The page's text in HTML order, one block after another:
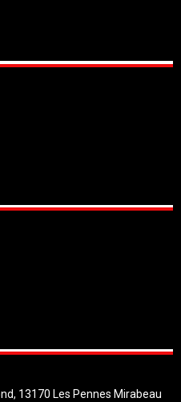
13170 Les Pennes Mirabeau